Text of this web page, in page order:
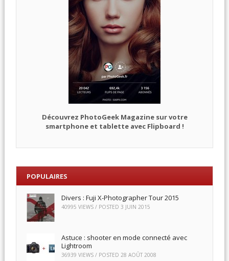
Découvrez PhotoGeek Magazine sur votre
smartphone et tablette avec Flipboard !
POPULAIRES
Divers : Fuji X-Photographer Tour 2015
40995 VIEWS / POSTED 3 JUIN 2015
Astuce : shooter en mode connecté avec
Lightroom
36939 VIEWS / POSTED 28 AOÛT 2008